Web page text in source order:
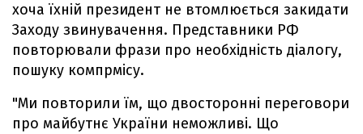
хоча їхній президент не втомлюється закидати
Заходу звинувачення. Представники РФ
повторювали фрази про необхідність діалогу,
пошуку компрмісу.
"Ми повторили їм, що двосторонні переговори
про майбутнє України неможливі. Що